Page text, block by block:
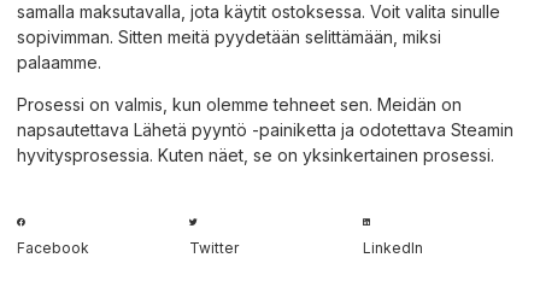
samalla maksutavalla, jota käytit ostoksessa. Voit valita sinulle
sopivimman. Sitten meitä pyydetään selittämään, miksi
palaamme.
Prosessi on valmis, kun olemme tehneet sen. Meidän on
napsautettava Lähetä pyyntö -painiketta ja odotettava Steamin
hyvitysprosessia. Kuten näet, se on yksinkertainen prosessi.
Facebook Twitter LinkedIn